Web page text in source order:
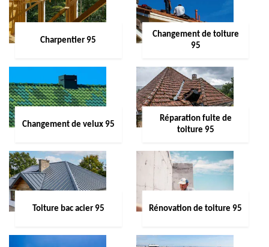
Charpentier 95
Changement de toiture
95
Changement de velux 95
Réparation fuite de
toiture 95
Toiture bac acier 95 Rénovation de toiture 95